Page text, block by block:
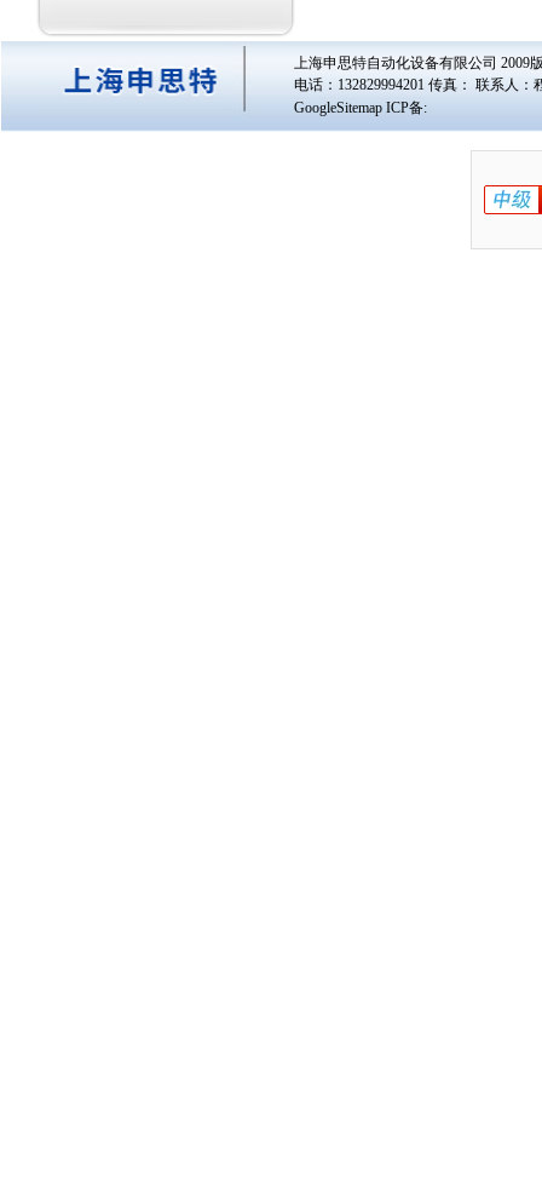
上海申思特自动化设备有限公司 2009
电话：132829994201 传真： 联系人：
GoogleSitemap ICP备: